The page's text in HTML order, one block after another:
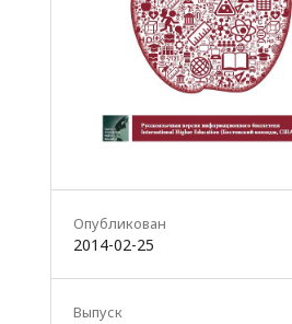
Опубликован
2014-02-25
Выпуск